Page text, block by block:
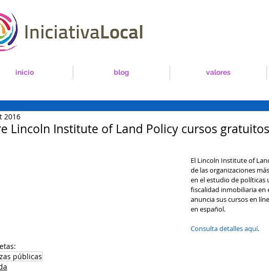
inicio blog valores
Lincoln Institute of Land Policy cursos
2016
El Lincoln Institute of
de las organizaciones
en el estudio de políticas
fiscalidad inmobiliaria en
anuncia sus cursos en
en español.
Consulta detalles aquí.
públicas